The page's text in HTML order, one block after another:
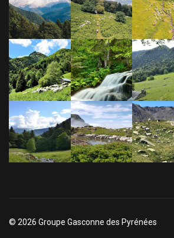
© 2026 Groupe Gasconne des Pyrénées